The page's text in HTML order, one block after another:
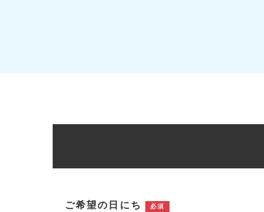
ご希望の日にち 必須